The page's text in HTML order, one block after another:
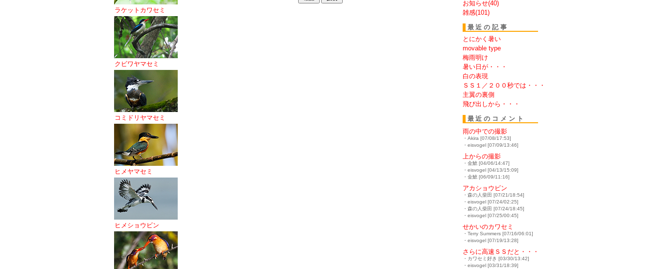
ラケットカワセミ
クビワヤマセミ
コミドリヤマセミ
ヒメヤマセミ
ヒメショウビン
お知らせ(40)
雑感(101)
最近の記事
とにかく暑い
movable type
梅雨明け
暑い日が・・・
白の表現
ＳＳ１／２００秒では・・・
主翼の裏側
飛び出しから・・・
最近のコメント
雨の中での撮影
・Akira [07/08/17:53]
・eisvogel [07/09/13:46]
上からの撮影
・金鯱 [04/06/14:47]
・eisvogel [04/13/15:09]
・金鯱 [06/09/11:16]
アカショウビン
・森の人柴田 [07/21/18:54]
・eisvogel [07/24/02:25]
・森の人柴田 [07/24/18:45]
・eisvogel [07/25/00:45]
せかいのカワセミ
・Terry Summers [07/16/06:01]
・eisvogel [07/19/13:28]
さらに高速ＳＳだと・・・
・カワセミ好き [03/30/13:42]
・eisvogel [03/31/18:39]